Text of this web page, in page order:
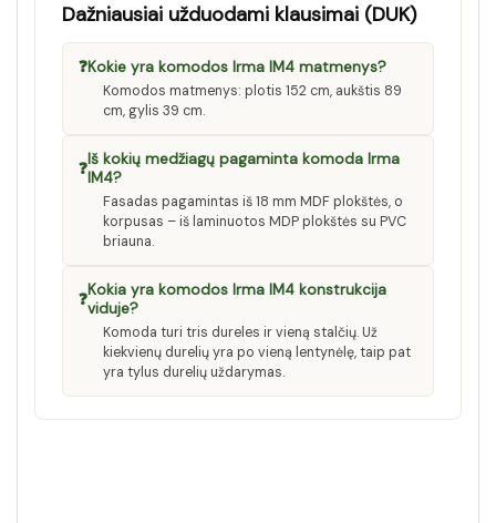
Dažniausiai užduodami klausimai (DUK)
❓Kokie yra komodos Irma IM4 matmenys?
Komodos matmenys: plotis 152 cm, aukštis 89
cm, gylis 39 cm.
❓Iš kokių medžiagų pagaminta komoda Irma
IM4?
Fasadas pagamintas iš 18 mm MDF plokštės, o
korpusas – iš laminuotos MDP plokštės su PVC
briauna.
❓Kokia yra komodos Irma IM4 konstrukcija
viduje?
Komoda turi tris dureles ir vieną stalčių. Už
kiekvienų durelių yra po vieną lentynėlę, taip pat
yra tylus durelių uždarymas.